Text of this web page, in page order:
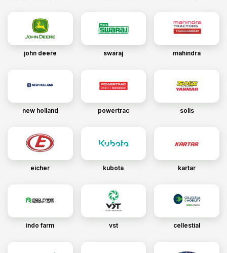
john deere swaraj mahindra
new holland powertrac solis
eicher kubota kartar
indo farm vst cellestial